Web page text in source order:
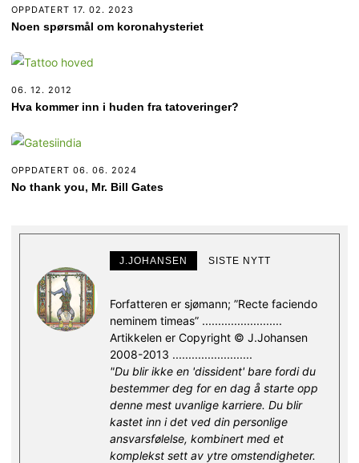
OPPDATERT17. 02. 2023
Noen spørsmål om koronahysteriet
06. 12. 2012
Hva kommer inn i huden fra tatoveringer?
OPPDATERT06. 06. 2024
No thank you, Mr. Bill Gates
J.JOHANSEN SISTE NYTT
Forfatteren er sjømann; ”Recte faciendo
neminem timeas” .........................
Artikkelen er Copyright © J.Johansen
2008-2013 .........................
"Du blir ikke en 'dissident' bare fordi du
bestemmer deg for en dag å starte opp
denne mest uvanlige karriere. Du blir
kastet inn i det ved din personlige
ansvarsfølelse, kombinert med et
komplekst sett av ytre omstendigheter.